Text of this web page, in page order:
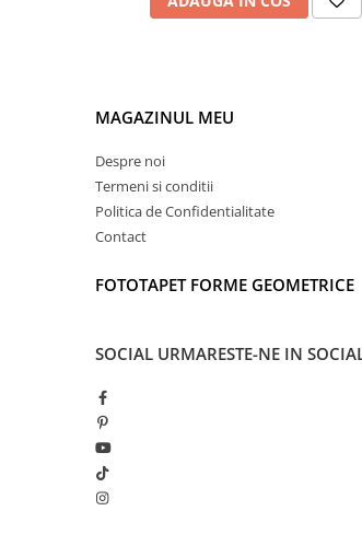
MAGAZINUL MEU
Despre noi
Termeni si conditii
Politica de Confidentialitate
Contact
FOTOTAPET FORME GEOMETRICE
SOCIAL URMARESTE-NE IN